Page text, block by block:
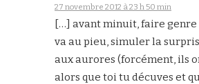
27 novembre 2012 à 23 h 50 min
[…] avant minuit, faire genre
va au pieu, simuler la
aux aurores (forcément, ils
alors que toi tu décuves et